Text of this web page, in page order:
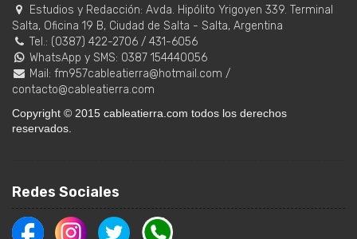
Estudios y Redacción: Avda. Hipólito Yrigoyen 339. Terminal
Salta, Oficina 19 B, Ciudad de Salta - Salta, Argentina
Tel.: (0387) 422-2706 / 431-6056
WhatsApp y SMS: 0387 154440056
Mail: fm957cableatierra@hotmail.com /
contacto@cableatierra.com
Copyright © 2015 cableatierra.com todos los derechos
reservados.
Redes Sociales